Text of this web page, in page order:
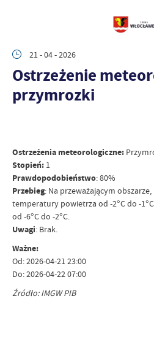
21 - 04 - 2026
Ostrzeżenie
przymrozki
Ostrzeżenia meteorologiczne:
Stopień: 1
Prawdopodobieństwo: 80%
Przebieg: Na przeważającym
temperatury powietrza od -2°C do -
od -6°C do -2°C.
Uwagi: Brak.
Ważne:
Od: 2026-04-21 23:00
Do: 2026-04-22 07:00
Źródło: IMGW PIB